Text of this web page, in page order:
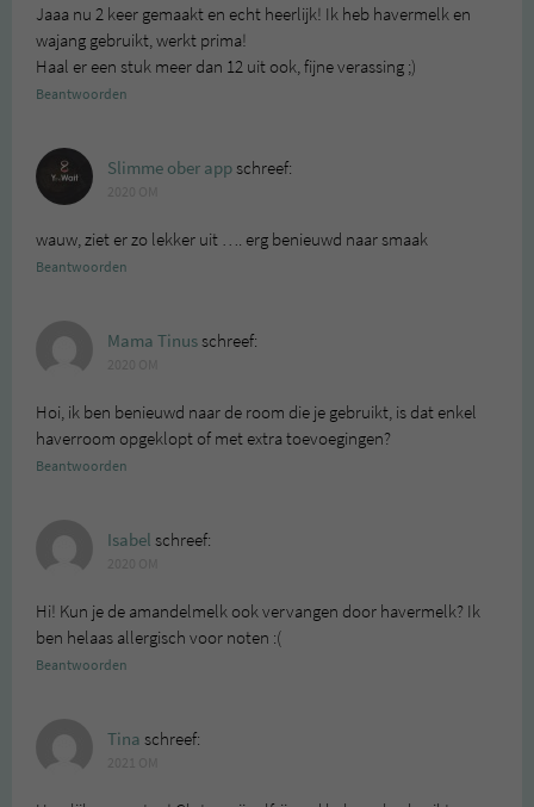
Jaaa nu 2 keer gemaakt en echt heerlijk! Ik heb havermelk en
wajang gebruikt, werkt prima!
Haal er een stuk meer dan 12 uit ook, fijne verassing ;)
Beantwoorden
Slimme ober appschreef:
wauw, ziet er zo lekker uit …. erg benieuwd naar smaak
Beantwoorden
Mama Tinusschreef:
Hoi, ik ben benieuwd naar de room die je gebruikt, is dat enkel
haverroom opgeklopt of met extra toevoegingen?
Beantwoorden
Isabel schreef:
Hi! Kun je de amandelmelk ook vervangen door havermelk? Ik
ben helaas allergisch voor noten :(
Beantwoorden
Tina schreef: